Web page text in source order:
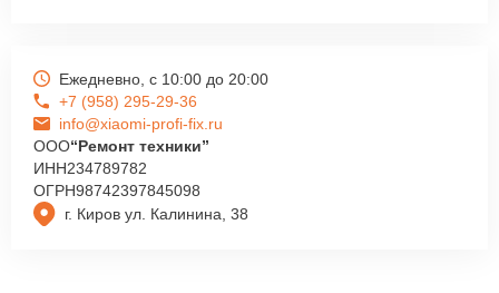
г. Киров ул. Калинина, 38
Ежедневно, с 10:00 до 20:00
+7 (958) 295-29-36
info@xiaomi-profi-fix.ru
ООО“Ремонт техники”
ИНН234789782
ОГРН98742397845098